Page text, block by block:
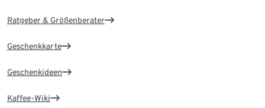
Ratgeber & Größenberater
Geschenkkarte
Geschenkideen
Kaffee-Wiki